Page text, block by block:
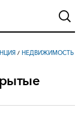
/ НЕДВИЖИМОСТЬ